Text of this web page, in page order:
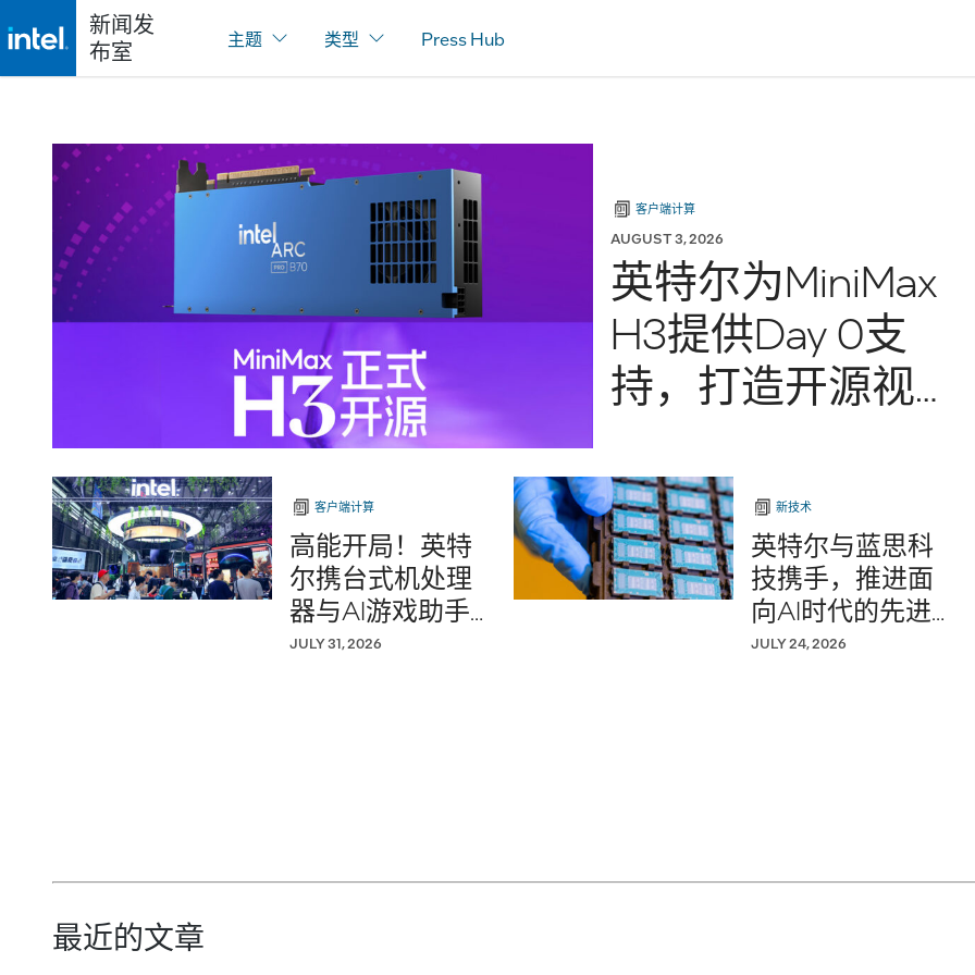
新闻发
布室
主题 类型 Press Hub
客户端计算
AUGUST 3, 2026
英特尔为MiniMax
H3提供Day 0支
持，打造开源视
择！
客户端计算
高能开局！英特
尔携台式机处理
器与AI游戏助手
助阵ChinaJoy
JULY 31, 2026
新技术
英特尔与蓝思科
技携手，推进面
向AI时代的先进
半导体封装
JULY 24, 2026
最近的文章